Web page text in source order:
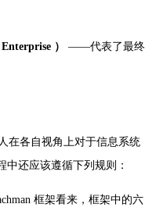
） ——代表了最终
在各自视角上对于信息系统
还应该遵循下列规则：
框架看来，框架中的六